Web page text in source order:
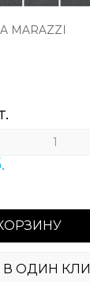
MARAZZI
В ОДИН